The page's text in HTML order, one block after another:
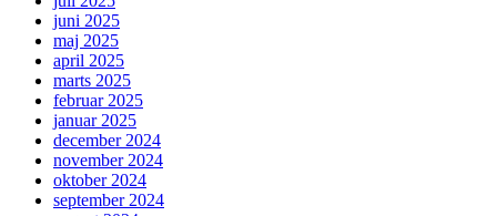
juni 2025
maj 2025
april 2025
marts 2025
februar 2025
januar 2025
december 2024
november 2024
oktober 2024
september 2024